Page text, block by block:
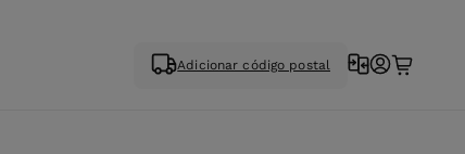
Adicionar código postal